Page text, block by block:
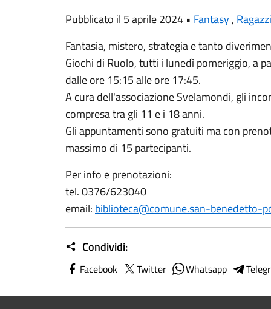
Pubblicato il 5 aprile 2024 • Fantasy, Ragazzi
Fantasia, mistero, strategia e tanto
Giochi di Ruolo, tutti i lunedì pomeriggio, a
dalle ore 15:15 alle ore 17:45.
A cura dell'associazione Svelamondi, gli
compresa tra gli 11 e i 18 anni.
Gli appuntamenti sono gratuiti ma con
massimo di 15 partecipanti.
Per info e prenotazioni:
tel. 0376/623040
email: biblioteca@comune.san-benedetto-
Condividi:
Facebook Twitter Whatsapp